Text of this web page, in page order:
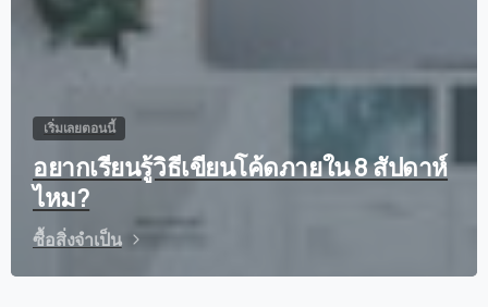
เริ่มเลยตอนนี้
อยากเรียนรู้วิธีเขียนโค้ดภายใน 8 สัปดาห์
ไหม?
ซื้อสิ่งจำเป็น